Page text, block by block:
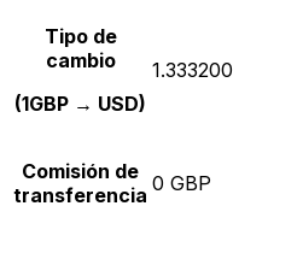
Tipo de
cambio
(1GBP → USD)
1.333200
Comisión de
transferencia 0 GBP